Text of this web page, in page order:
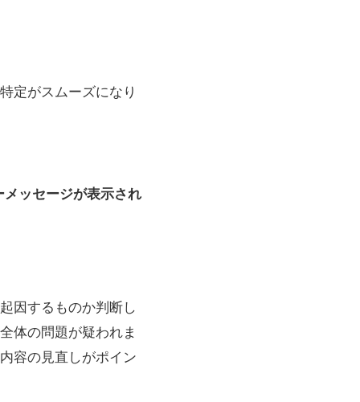
定がスムーズになり
ッセージが表示され
因するものか判断し
体の問題が疑われま
容の見直しがポイン